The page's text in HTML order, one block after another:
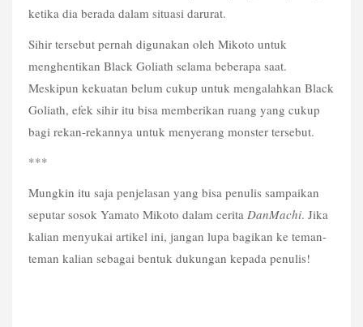
ketika dia berada dalam situasi darurat.
Sihir tersebut pernah digunakan oleh Mikoto untuk
menghentikan Black Goliath selama beberapa saat.
Meskipun kekuatan belum cukup untuk mengalahkan Black
Goliath, efek sihir itu bisa memberikan ruang yang cukup
bagi rekan-rekannya untuk menyerang monster tersebut.
***
Mungkin itu saja penjelasan yang bisa penulis sampaikan
seputar sosok Yamato Mikoto dalam cerita DanMachi. Jika
kalian menyukai artikel ini, jangan lupa bagikan ke teman-
teman kalian sebagai bentuk dukungan kepada penulis!